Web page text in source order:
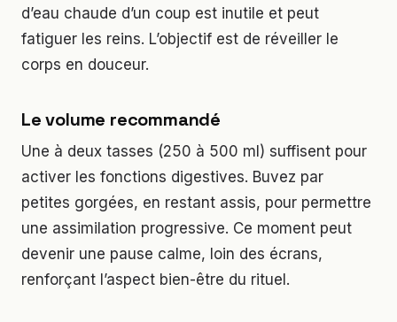
d’eau chaude d’un coup est inutile et peut
fatiguer les reins. L’objectif est de réveiller le
corps en douceur.
Le volume recommandé
Une à deux tasses (250 à 500 ml) suffisent pour
activer les fonctions digestives. Buvez par
petites gorgées, en restant assis, pour permettre
une assimilation progressive. Ce moment peut
devenir une pause calme, loin des écrans,
renforçant l’aspect bien-être du rituel.